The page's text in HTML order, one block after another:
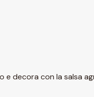
decora con la salsa